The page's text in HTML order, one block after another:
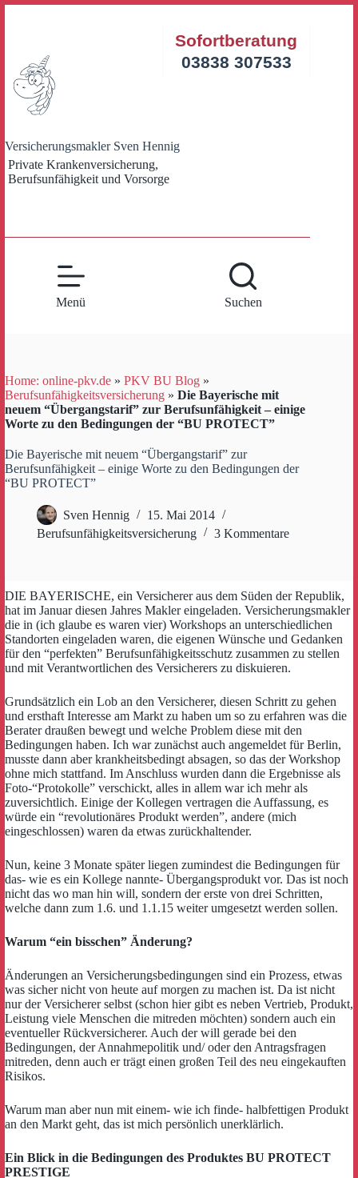
Versicherungsmakler Sven Hennig
Private Krankenversicherung,
Berufsunfähigkeit und Vorsorge
Sofortberatung
03838 307533
Menü Suchen
Home: online-pkv.de » PKV BU Blog »
Berufsunfähigkeitsversicherung » Die Bayerische mit
neuem “Übergangstarif” zur Berufsunfähigkeit – einige
Worte zu den Bedingungen der “BU PROTECT”
Die Bayerische mit neuem “Übergangstarif” zur
Berufsunfähigkeit – einige Worte zu den Bedingungen der
“BU PROTECT”
Sven Hennig
15. Mai 2014
Berufsunfähigkeitsversicherung
3 Kommentare
DIE BAYERISCHE, ein Versicherer aus dem Süden der Republik,
hat im Januar diesen Jahres Makler eingeladen. Versicherungsmakler
die in (ich glaube es waren vier) Workshops an unterschiedlichen
Standorten eingeladen waren, die eigenen Wünsche und Gedanken
für den “perfekten” Berufsunfähigkeitsschutz zusammen zu stellen
und mit Verantwortlichen des Versicherers zu diskuieren.
Grundsätzlich ein Lob an den Versicherer, diesen Schritt zu gehen
und ersthaft Interesse am Markt zu haben um so zu erfahren was die
Berater draußen bewegt und welche Problem diese mit den
Bedingungen haben. Ich war zunächst auch angemeldet für Berlin,
musste dann aber krankheitsbedingt absagen, so das der Workshop
ohne mich stattfand. Im Anschluss wurden dann die Ergebnisse als
Foto-“Protokolle” verschickt, alles in allem war ich mehr als
zuversichtlich. Einige der Kollegen vertragen die Auffassung, es
würde ein “revolutionäres Produkt werden”, andere (mich
eingeschlossen) waren da etwas zurückhaltender.
Nun, keine 3 Monate später liegen zumindest die Bedingungen für
das- wie es ein Kollege nannte- Übergangsprodukt vor. Das ist noch
nicht das wo man hin will, sondern der erste von drei Schritten,
welche dann zum 1.6. und 1.1.15 weiter umgesetzt werden sollen.
Warum “ein bisschen” Änderung?
Änderungen an Versicherungsbedingungen sind ein Prozess, etwas
was sicher nicht von heute auf morgen zu machen ist. Da ist nicht
nur der Versicherer selbst (schon hier gibt es neben Vertrieb, Produkt,
Leistung viele Menschen die mitreden möchten) sondern auch ein
eventueller Rückversicherer. Auch der will gerade bei den
Bedingungen, der Annahmepolitik und/ oder den Antragsfragen
mitreden, denn auch er trägt einen großen Teil des neu eingekauften
Risikos.
Warum man aber nun mit einem- wie ich finde- halbfettigen Produkt
an den Markt geht, das ist mich persönlich unerklärlich.
Ein Blick in die Bedingungen des Produktes BU PROTECT
PRESTIGE